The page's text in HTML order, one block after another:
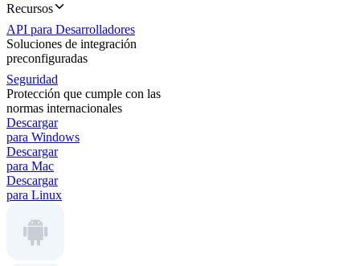
Recursos
API para Desarrolladores
Soluciones de integración
preconfiguradas
Seguridad
Protección que cumple con las
normas internacionales
Descargar
para Windows
Descargar
para Mac
Descargar
para Linux